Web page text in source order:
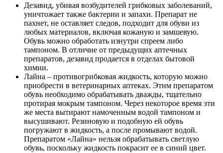
Дезавид, убивая возбудителей грибковых заболеваний,
уничтожает также бактерии и запахи. Препарат не
пахнет, не оставляет следов, подходит для обуви из
любых материалов, включая кожаную и замшевую.
Обувь можно обработать изнутри спреем либо
тампоном. В отличие от предыдущих аптечных
препаратов, дезавид продается в отделах бытовой
химии.
Лайна – противогрибковая жидкость, которую можно
приобрести в ветеринарных аптеках. Этим препаратом
обувь необходимо обрабатывать дважды, тщательно
протирая мокрым тампоном. Через некоторое время эти
же места вытирают намоченным водой тампоном и
высушивают. Резиновую и подобную ей обувь
погружают в жидкость, а после промывают водой.
Препаратом «Лайна» нельзя обрабатывать светлую
обувь, поскольку жидкость покрасит ее в синий цвет.